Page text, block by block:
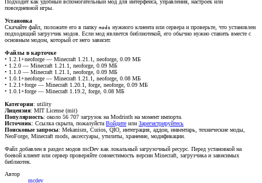
Подходит как удобный вспомогательный мод для интерфейса, управления, настроек или
повседневной игры.
Установка
Скачайте файл, положите его в папку mods нужного клиента или сервера и проверьте, что установлен
подходящий загрузчик модов. Если мод является библиотекой, его обычно нужно ставить вместе с
основным модом, который от него зависит.
Файлы в карточке
• 1.2.1+neoforge — Minecraft 1.21.1, neoforge, 0.09 МБ
• 1.2.0 — Minecraft 1.21.1, neoforge, 0.09 МБ
• 1.1.0 — Minecraft 1.21.1, neoforge, 0.09 МБ
• 1.0.1+neoforge — Minecraft 1.21.1, neoforge, 0.08 МБ
• 1.2.1+forge — Minecraft 1.20.1, forge, neoforge, 0.09 МБ
• 1.0.1+forge — Minecraft 1.19.2, forge, 0.08 МБ
Категории: utility
Лицензия: MIT License (mit)
Популярность: около 56 707 загрузок на Modrinth на момент импорта.
Источник: Ссылка скрыта, пожалуйста Войдите или Зарегистрируйтесь
Поисковые запросы: Mekanism, Curios, QIO, интеграция, аддон, инвентарь, технические моды,
NeoForge, Minecraft mods, аксессуары, утилиты, хранение, модификации.
Файл добавлен в раздел модов mcDev как локальный загрузочный ресурс. Перед установкой на
боевой клиент или сервер проверяйте совместимость версии Minecraft, загрузчика и зависимых
библиотек.
Автор
mcdev